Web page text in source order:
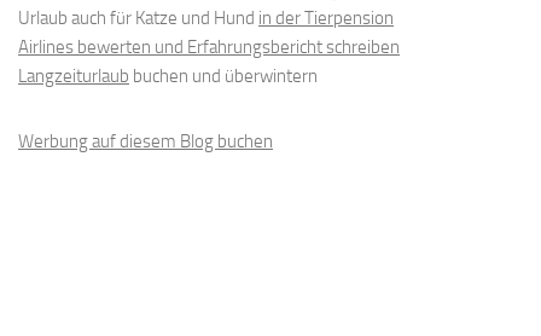
Urlaub auch für Katze und Hund in der Tierpension
Airlines bewerten und Erfahrungsbericht schreiben
Langzeiturlaub buchen und überwintern
Werbung auf diesem Blog buchen